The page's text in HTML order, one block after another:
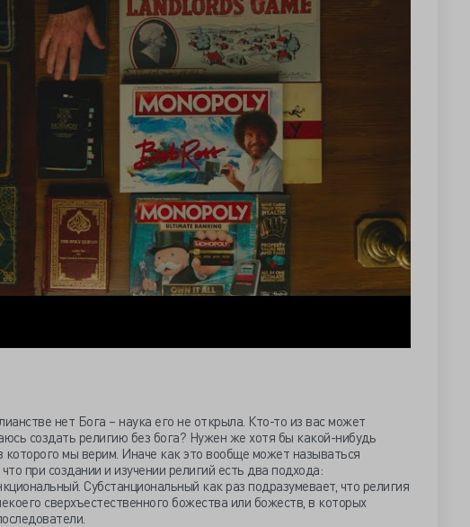
нет Бога – наука его не открыла. Кто-то из вас может
создать религию без бога? Нужен же хотя бы какой-нибудь
которого мы верим. Иначе как это вообще может называться
при создании и изучении религий есть два подхода:
Субстанциональный как раз подразумевает, что религия
сверхъестественного божества или божеств, в которых